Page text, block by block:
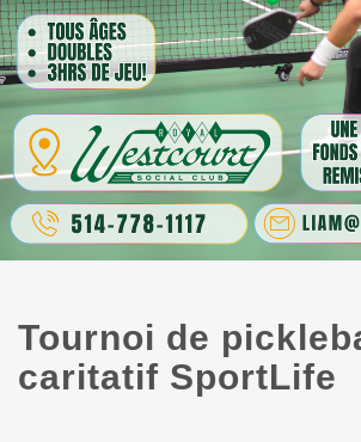
Tournoi de
caritatif SportLife